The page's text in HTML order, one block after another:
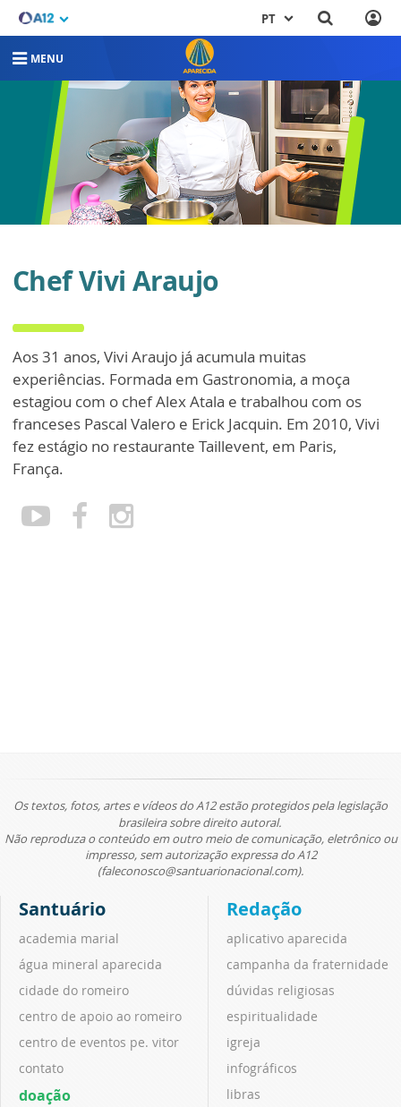
PT
MENU
Chef Vivi Araujo
Aos 31 anos, Vivi Araujo já acumula muitas
experiências. Formada em Gastronomia, a moça
estagiou com o chef Alex Atala e trabalhou com os
franceses Pascal Valero e Erick Jacquin. Em 2010, Vivi
fez estágio no restaurante Taillevent, em Paris,
França.
Os textos, fotos, artes e vídeos do A12 estão protegidos pela legislação
brasileira sobre direito autoral.
Não reproduza o conteúdo em outro meio de comunicação, eletrônico ou
impresso, sem autorização expressa do A12
(faleconosco@santuarionacional.com).
Santuário
academia marial
água mineral aparecida
cidade do romeiro
centro de apoio ao romeiro
centro de eventos pe. vitor
contato
doação
Redação
aplicativo aparecida
campanha da fraternidade
dúvidas religiosas
espiritualidade
igreja
infográficos
libras